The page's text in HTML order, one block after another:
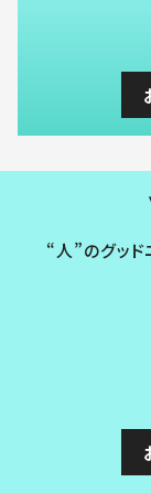
“人”のグッド